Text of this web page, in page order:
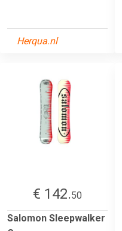
Herqua.nl
€ 142.50
Salomon Sleepwalker